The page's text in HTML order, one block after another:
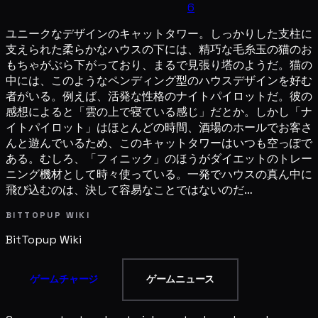
6
ユニークなデザインのキャットタワー。しっかりした支柱に
支えられた柔らかなハウスの下には、精巧な毛糸玉の猫のお
もちゃがぶら下がっており、まるで見張り塔のようだ。猫の
中には、このようなペンディング型のハウスデザインを好む
者がいる。例えば、活発な性格のナイトパイロットだ。彼の
感想によると「雲の上で寝ている感じ」だとか。しかし「ナ
イトパイロット」はほとんどの時間、酒場のホールでお客さ
んと遊んでいるため、このキャットタワーはいつも空っぽで
ある。むしろ、「フィニック」のほうがダイエットのトレー
ニング機材として時々使っている。一発でハウスの真ん中に
飛び込むのは、決して容易なことではないのだ…
BITTOPUP WIKI
BitTopup Wiki
ゲームチャージ ゲームニュース